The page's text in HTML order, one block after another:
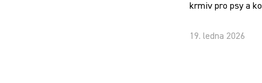
krmiv pro psy a
19. ledna 2026